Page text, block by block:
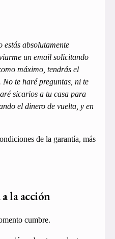
absolutamente
un email solicitando
máximo, tendrás el
te haré preguntas, ni te
sicarios a tu casa para
el dinero de vuelta, y en
de la garantía, más
la acción
cumbre.